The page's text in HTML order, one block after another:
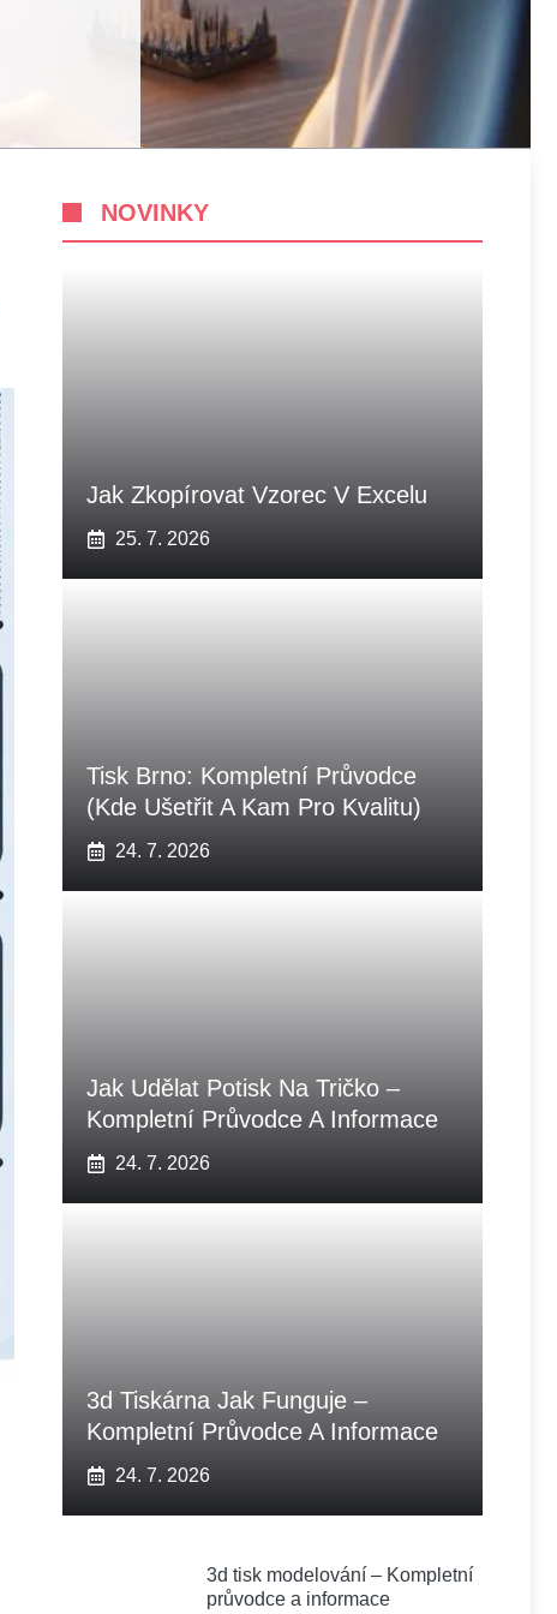
NOVINKY
Jak Zkopírovat Vzorec V Excelu
25. 7. 2026
Tisk Brno: Kompletní Průvodce
(Kde Ušetřit A Kam Pro Kvalitu)
24. 7. 2026
Jak Udělat Potisk Na Tričko –
Kompletní Průvodce A Informace
24. 7. 2026
3d Tiskárna Jak Funguje –
Kompletní Průvodce A Informace
24. 7. 2026
3d tisk modelování – Kompletní
průvodce a informace